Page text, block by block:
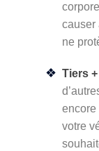
causer
ne
Tiers +
encore
votre